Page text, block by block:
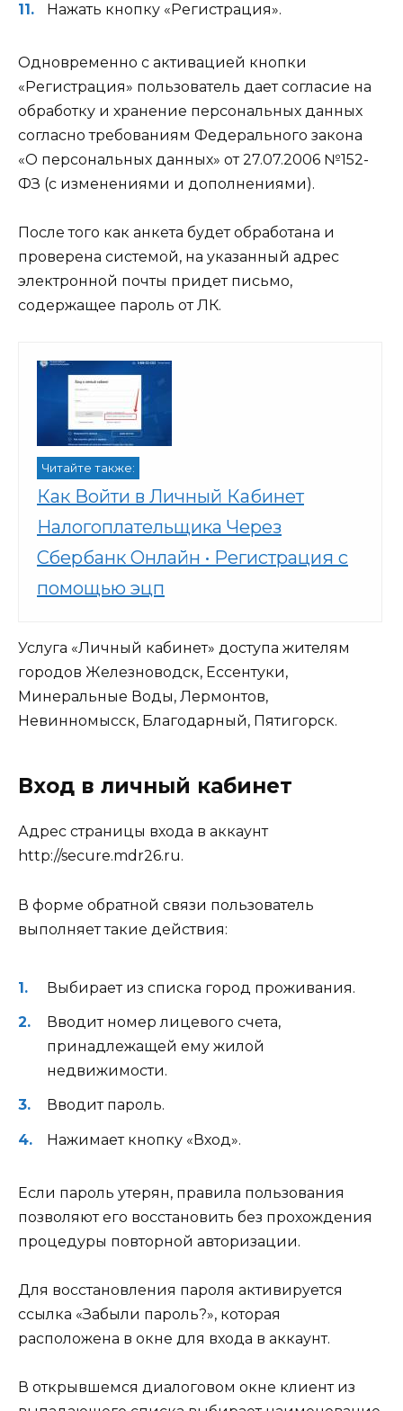
Нажать кнопку «Регистрация».
Одновременно с активацией кнопки
«Регистрация» пользователь дает согласие на
обработку и хранение персональных данных
согласно требованиям Федерального закона
«О персональных данных» от 27.07.2006 №152-
ФЗ (с изменениями и дополнениями).
После того как анкета будет обработана и
проверена системой, на указанный адрес
электронной почты придет письмо,
содержащее пароль от ЛК.
Читайте также:
Как Войти в Личный Кабинет
Налогоплательщика Через
Сбербанк Онлайн • Регистрация с
помощью эцп
Услуга «Личный кабинет» доступа жителям
городов Железноводск, Ессентуки,
Минеральные Воды, Лермонтов,
Невинномысск, Благодарный, Пятигорск.
Вход в личный кабинет
Адрес страницы входа в аккаунт
http://secure.mdr26.ru.
В форме обратной связи пользователь
выполняет такие действия:
Выбирает из списка город проживания.
Вводит номер лицевого счета,
принадлежащей ему жилой
недвижимости.
Вводит пароль.
Нажимает кнопку «Вход».
Если пароль утерян, правила пользования
позволяют его восстановить без прохождения
процедуры повторной авторизации.
Для восстановления пароля активируется
ссылка «Забыли пароль?», которая
расположена в окне для входа в аккаунт.
В открывшемся диалоговом окне клиент из